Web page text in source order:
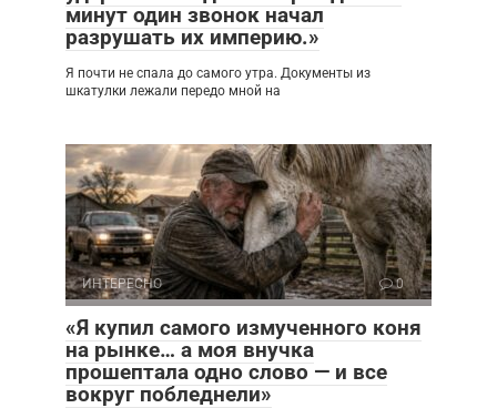
минут один звонок начал
разрушать их империю.»
Я почти не спала до самого утра. Документы из
шкатулки лежали передо мной на
ИНТЕРЕСНО 0
«Я купил самого измученного коня
на рынке… а моя внучка
прошептала одно слово — и все
вокруг побледнели»